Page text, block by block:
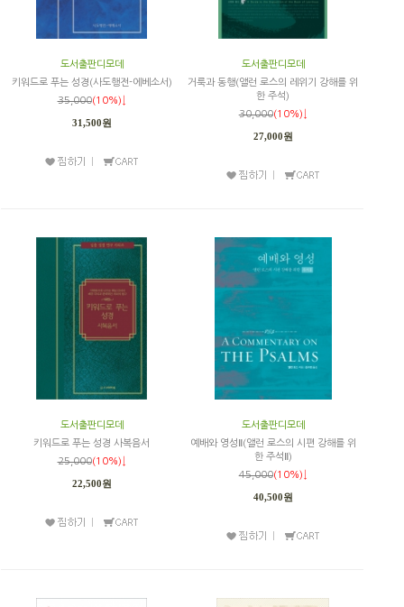
도서출판디모데
키워드로 푸는 성경(사도행전-에베소서)
35,000(10%)↓
31,500원
도서출판디모데
거룩과 동행(앨런 로스의 레위기 강해를 위
한 주석)
30,000(10%)↓
27,000원
도서출판디모데
키워드로 푸는 성경 사복음서
25,000(10%)↓
22,500원
도서출판디모데
예배와 영성Ⅱ(앨런 로스의 시편 강해를 위
한 주석Ⅱ)
45,000(10%)↓
40,500원